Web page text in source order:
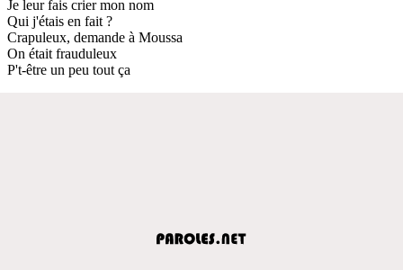
Je leur fais crier mon nom
Qui j'étais en fait ?
Crapuleux, demande à Moussa
On était frauduleux
P't-être un peu tout ça